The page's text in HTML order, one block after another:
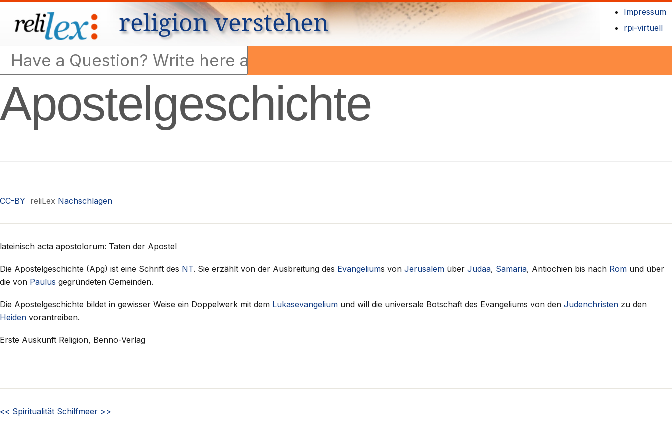
religion verstehen
Impressum
rpi-virtuell
Apostelgeschichte
CC-BY reliLex Nachschlagen
lateinisch acta apostolorum: Taten der Apostel
Die Apostelgeschichte (Apg) ist eine Schrift des NT. Sie erzählt von der Ausbreitung des Evangeliums von Jerusalem über Judäa, Samaria, Antiochien bis nach Rom und über
die von Paulus gegründeten Gemeinden.
Die Apostelgeschichte bildet in gewisser Weise ein Doppelwerk mit dem Lukasevangelium und will die universale Botschaft des Evangeliums von den Judenchristen zu den
Heiden vorantreiben.
Erste Auskunft Religion, Benno-Verlag
<< Spiritualität Schilfmeer >>